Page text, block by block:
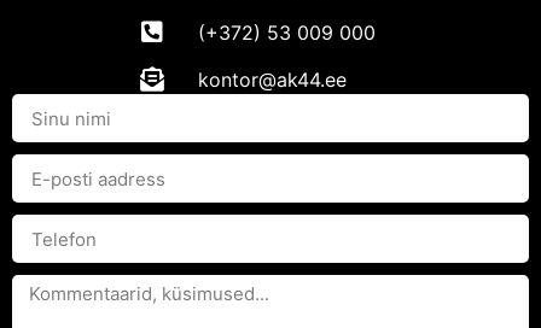
(+372) 53 009 000
kontor@ak44.ee